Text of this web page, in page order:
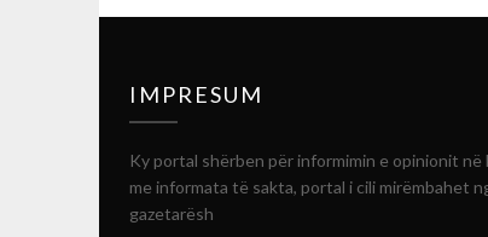
IMPRESUM
Ky portal shërben për informimin e opinionit në
me informata të sakta, portal i cili mirëmbahet
gazetarësh